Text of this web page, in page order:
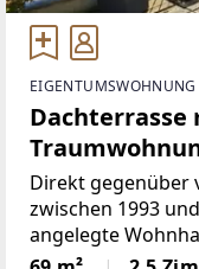
Dachterrasse
Paare!
Direkt gegenüber
zwischen 1993
angelegte
m² großen